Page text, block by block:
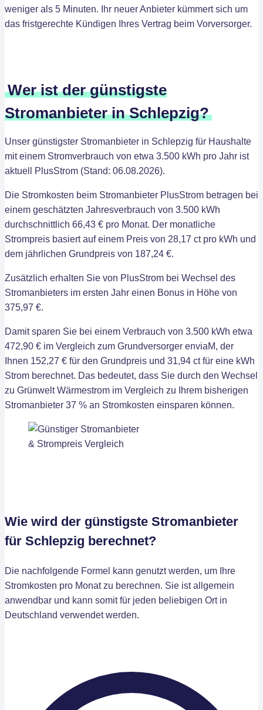
weniger als 5 Minuten. Ihr neuer Anbieter kümmert sich um
das fristgerechte Kündigen Ihres Vertrag beim Vorversorger.
Wer ist der günstigste
Stromanbieter in Schlepzig?
Unser günstigster Stromanbieter in Schlepzig für Haushalte
mit einem Stromverbrauch von etwa 3.500 kWh pro Jahr ist
aktuell PlusStrom (Stand: 06.08.2026).
Die Stromkosten beim Stromanbieter PlusStrom betragen bei
einem geschätzten Jahresverbrauch von 3.500 kWh
durchschnittlich 66,43 € pro Monat. Der monatliche
Strompreis basiert auf einem Preis von 28,17 ct pro kWh und
dem jährlichen Grundpreis von 187,24 €.
Zusätzlich erhalten Sie von PlusStrom bei Wechsel des
Stromanbieters im ersten Jahr einen Bonus in Höhe von
375,97 €.
Damit sparen Sie bei einem Verbrauch von 3.500 kWh etwa
472,90 € im Vergleich zum Grundversorger enviaM, der
Ihnen 152,27 € für den Grundpreis und 31,94 ct für eine kWh
Strom berechnet. Das bedeutet, dass Sie durch den Wechsel
zu Grünwelt Wärmestrom im Vergleich zu Ihrem bisherigen
Stromanbieter 37 % an Stromkosten einsparen können.
Wie wird der günstigste Stromanbieter
für Schlepzig berechnet?
Die nachfolgende Formel kann genutzt werden, um Ihre
Stromkosten pro Monat zu berechnen. Sie ist allgemein
anwendbar und kann somit für jeden beliebigen Ort in
Deutschland verwendet werden.